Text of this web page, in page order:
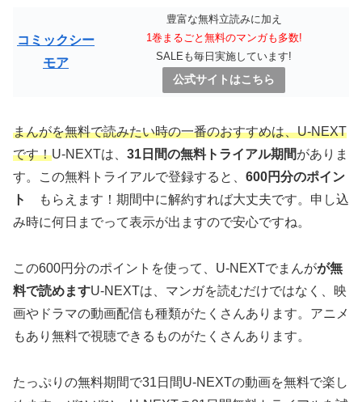
コミックシー
モア
豊富な無料立読みに加え
1巻まるごと無料のマンガも多数!
SALEも毎日実施しています!
公式サイトはこちら
まんがを無料で読みたい時の一番のおすすめは、U-NEXT
です！U-NEXTは、 31日間の無料トライアル期間がありま
す。この無料トライアルで登録すると、 600円分のポイン
ト
もらえます！期間中に解約すれば大丈夫です。申し込
み時に何日までって表示が出ますので安心ですね。
この600円分のポイントを使って、U-NEXTでまんがが無
料で読めますU-NEXTは、マンガを読むだけではなく、映
画やドラマの動画配信も種類がたくさんあります。アニメ
もあり無料で視聴できるものがたくさんあります。
たっぷりの無料期間で31日間U-NEXTの動画を無料で楽し